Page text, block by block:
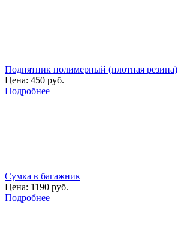
Подпятник полимерный (плотная резина)
Цена: 450 руб.
Подробнее
Сумка в багажник
Цена: 1190 руб.
Подробнее